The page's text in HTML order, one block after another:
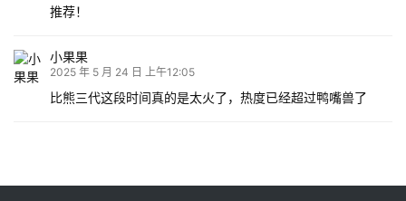
推荐！
小果果
2025 年 5 月 24 日 上午12:05
比熊三代这段时间真的是太火了，热度已经超过鸭嘴兽了